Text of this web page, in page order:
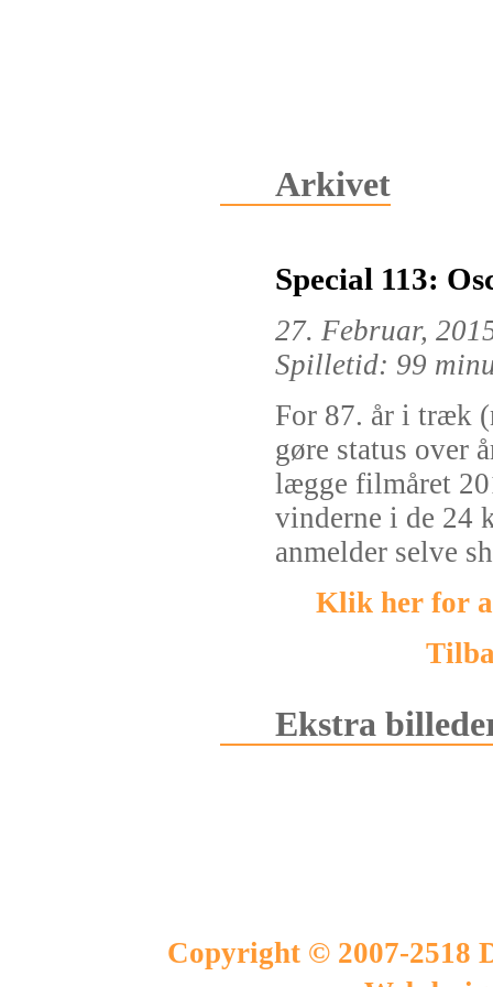
Arkivet
Special 113:
27. Februar,
Spilletid: 99
For 87. år i træk
gøre status over
lægge filmåret
vinderne i de 24
anmelder selve
Klik her for
Ekstra
Copyright © 2007-2518